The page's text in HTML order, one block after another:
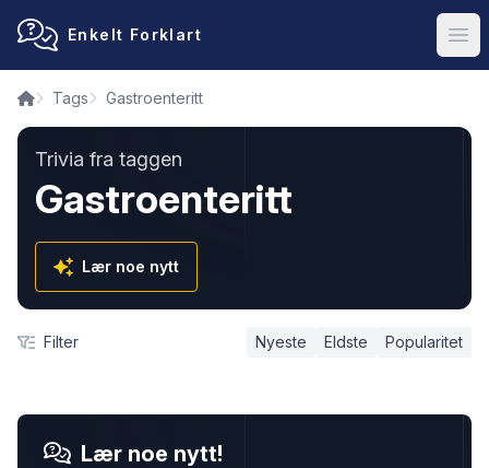
Enkelt Forklart
Tags Gastroenteritt
Trivia fra taggen
Gastroenteritt
Lær noe nytt
Filter Nyeste Eldste Popularitet
Lær noe nytt!